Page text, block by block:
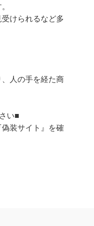
けられるなど多
人の手を経た商
い■
装サイト』を確